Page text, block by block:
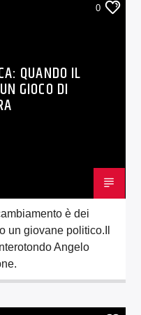
0
QUANDO IL
GIOCO DI
è dei
un giovane politico.Il
Angelo